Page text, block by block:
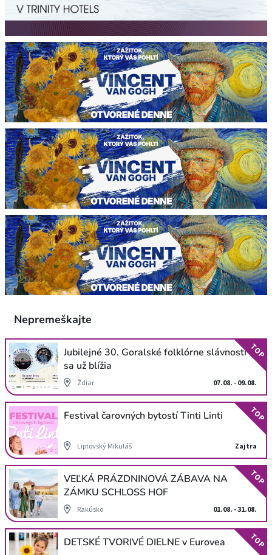
Nepremeškajte
Jubilejné 30. Goralské folklórne slávnosti
sa už blížia
Ždiar 07.08. - 09.08.
TOP
Festival čarovných bytostí Tinti Linti
Liptovský Mikuláš Zajtra
TOP
VEĽKÁ PRÁZDNINOVÁ ZÁBAVA NA
ZÁMKU SCHLOSS HOF
Rakúsko 01.08. - 31.08.
TOP
DETSKÉ TVORIVÉ DIELNE v Eurovea TOP